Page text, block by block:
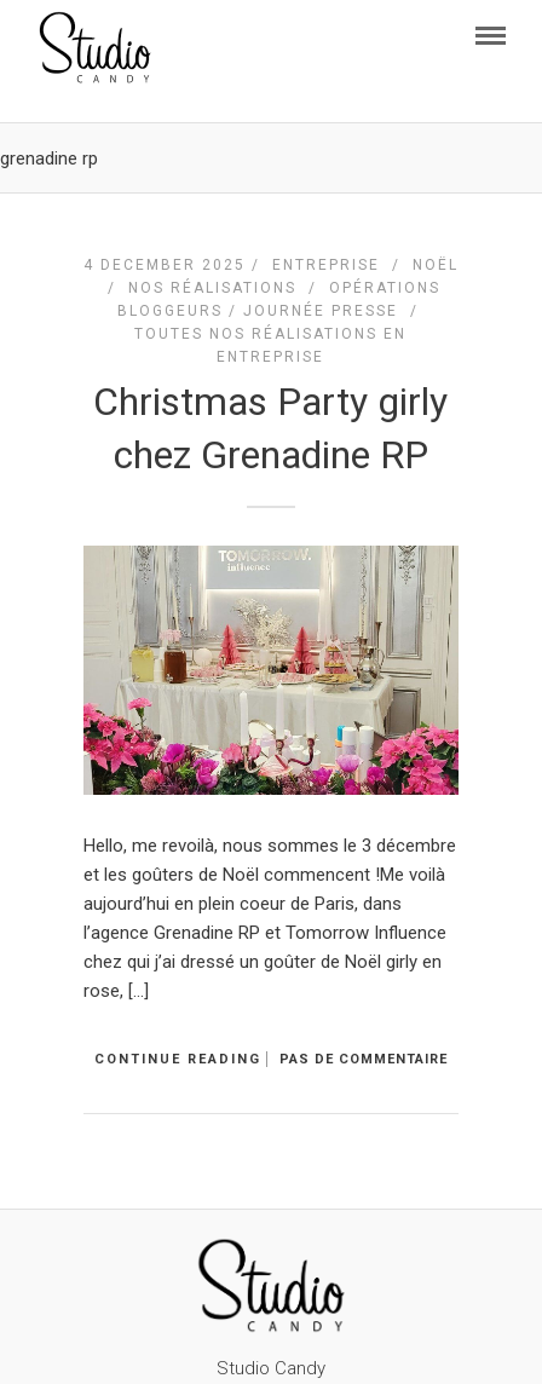
grenadine rp
4 DECEMBER 2025 / ENTREPRISE /
NOËL
/
NOS RÉALISATIONS / OPÉRATIONS
BLOGGEURS / JOURNÉE PRESSE
/
TOUTES NOS RÉALISATIONS EN
ENTREPRISE
Christmas Party girly
chez Grenadine RP
Hello, me revoilà, nous sommes le 3 décembre
et les goûters de Noël commencent !Me voilà
aujourd’hui en plein coeur de Paris, dans
l’agence Grenadine RP et Tomorrow Influence
chez qui j’ai dressé un goûter de Noël girly en
rose, […]
CONTINUE READING PAS DE COMMENTAIRE
Studio Candy